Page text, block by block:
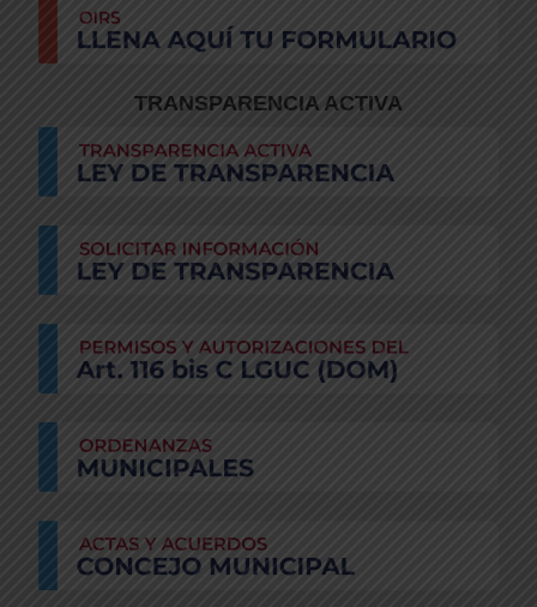
TRANSPARENCIA ACTIVA